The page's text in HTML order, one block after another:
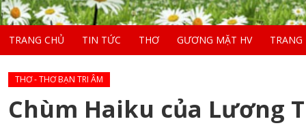
TRANG CHỦ TIN TỨC THƠ GƯƠNG MẶT HV
THƠ - THƠ BẠN TRI ÂM
Chùm Haiku của Lương